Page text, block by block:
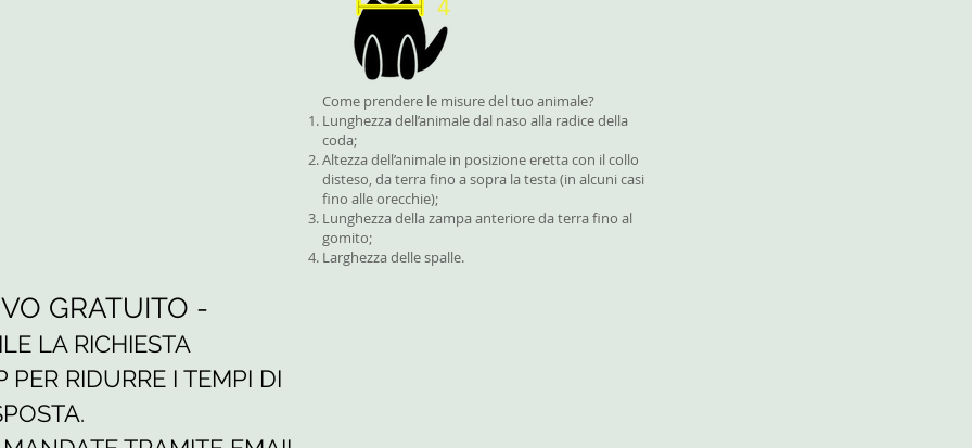
Come prendere le misure del tuo animale?
Lunghezza dell’animale dal naso alla radice della
coda;
Altezza dell’animale in posizione eretta con il collo
disteso, da terra fino a sopra la testa (in alcuni casi
fino alle orecchie);
Lunghezza della zampa anteriore da terra fino al
gomito;
Larghezza delle spalle.
GRATUITO -
LA RICHIESTA
RIDURRE I TEMPI DI